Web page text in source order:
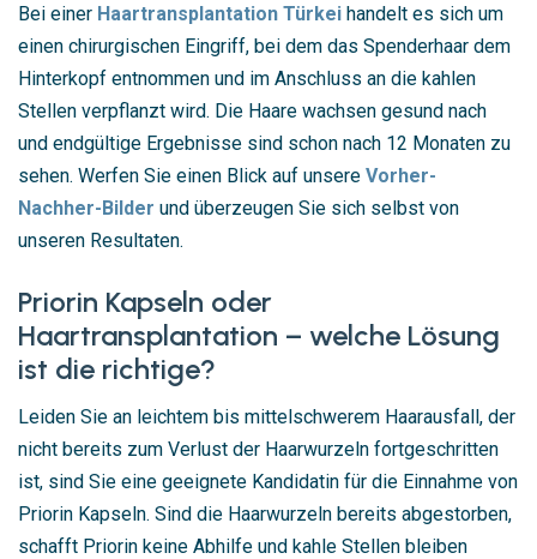
Bei einer Haartransplantation Türkei handelt es sich um
einen chirurgischen Eingriff, bei dem das Spenderhaar dem
Hinterkopf entnommen und im Anschluss an die kahlen
Stellen verpflanzt wird. Die Haare wachsen gesund nach
und endgültige Ergebnisse sind schon nach 12 Monaten zu
sehen. Werfen Sie einen Blick auf unsere Vorher-
Nachher-Bilder und überzeugen Sie sich selbst von
unseren Resultaten.
Priorin Kapseln oder
Haartransplantation – welche Lösung
ist die richtige?
Leiden Sie an leichtem bis mittelschwerem Haarausfall, der
nicht bereits zum Verlust der Haarwurzeln fortgeschritten
ist, sind Sie eine geeignete Kandidatin für die Einnahme von
Priorin Kapseln. Sind die Haarwurzeln bereits abgestorben,
schafft Priorin keine Abhilfe und kahle Stellen bleiben